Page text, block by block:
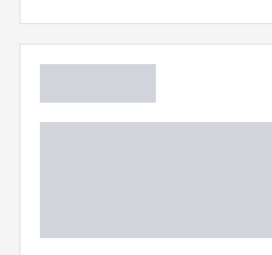
Barrel neus grip
Barrel vorm